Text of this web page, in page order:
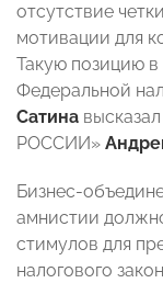
отсутствие
мотивации для
Такую позицию в
Федеральной
Сатина
РОССИИ»
Бизнес-
амнистии
стимулов для
налогового